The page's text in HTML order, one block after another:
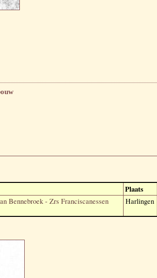
Plaats
Bennebroek - Zrs Franciscanessen
Harlingen